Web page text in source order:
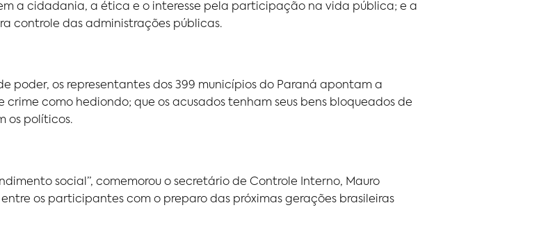
a cidadania, a ética e o interesse pela participação na vida pública; e a
controle das administrações públicas.
poder, os representantes dos 399 municípios do Paraná apontam a
como hediondo; que os acusados tenham seus bens bloqueados de
os políticos.
social”, comemorou o secretário de Controle Interno, Mauro
os participantes com o preparo das próximas gerações brasileiras